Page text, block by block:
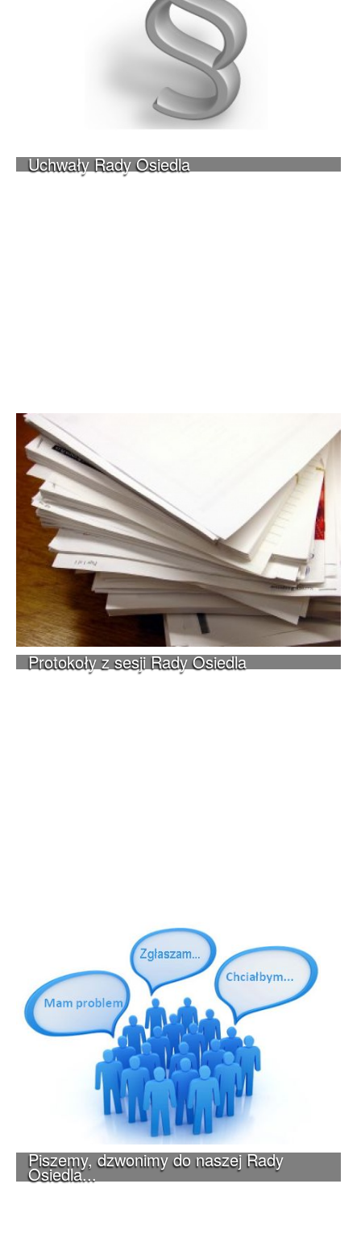
Uchwały Rady Osiedla
Protokoły z sesji Rady Osiedla
Piszemy, dzwonimy do naszej Rady
Osiedla...